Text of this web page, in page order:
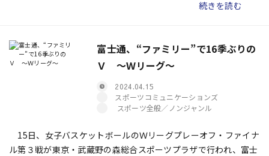
続きを読む
富士通、“ファミリー”で16季ぶりの
Ｖ 〜Ｗリーグ〜
2024.04.15
スポーツコミュニケーションズ
スポーツ全般／ノンジャンル
15日、女子バスケットボールのＷリーグプレーオフ・ファイナ
ル第３戦が東京・武蔵野の森総合スポーツプラザで行われ、富士